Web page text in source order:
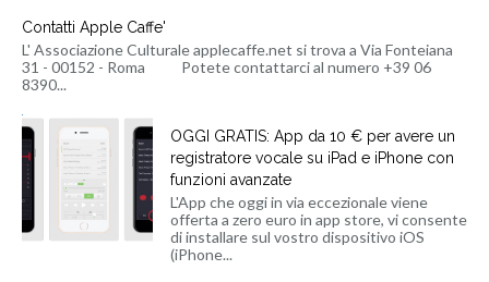
Contatti Apple Caffe'
L' Associazione Culturale applecaffe.net si trova a Via Fonteiana
31 - 00152 - Roma Potete contattarci al numero +39 06
8390...
OGGI GRATIS: App da 10 € per avere un
registratore vocale su iPad e iPhone con
funzioni avanzate
L'App che oggi in via eccezionale viene
offerta a zero euro in app store, vi consente
di installare sul vostro dispositivo iOS
(iPhone...